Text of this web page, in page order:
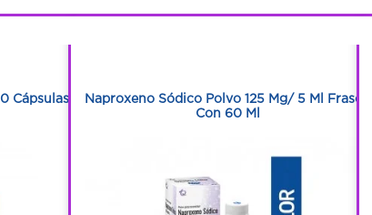
Cápsulas
Naproxeno Sódico Polvo 125 Mg/ 5 Ml Frasco
Con 60 Ml